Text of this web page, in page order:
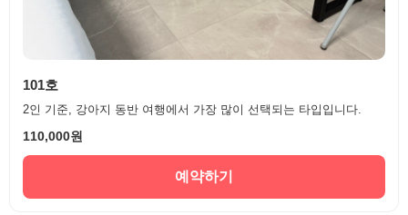
101호
2인 기준, 강아지 동반 여행에서 가장 많이 선택되는 타입입니다.
110,000원
예약하기